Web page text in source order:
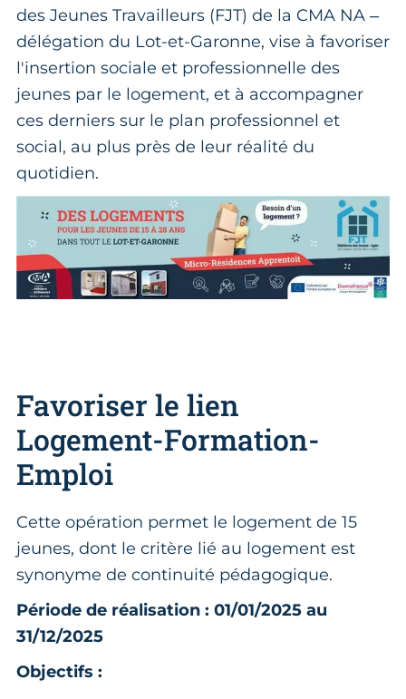
des Jeunes Travailleurs (FJT) de la CMA NA –
délégation du Lot-et-Garonne, vise à favoriser
l'insertion sociale et professionnelle des
jeunes par le logement, et à accompagner
ces derniers sur le plan professionnel et
social, au plus près de leur réalité du
quotidien.
Favoriser le lien
Logement-Formation-
Emploi
Cette opération permet le logement de 15
jeunes, dont le critère lié au logement est
synonyme de continuité pédagogique.
Période de réalisation : 01/01/2025 au
31/12/2025
Objectifs :